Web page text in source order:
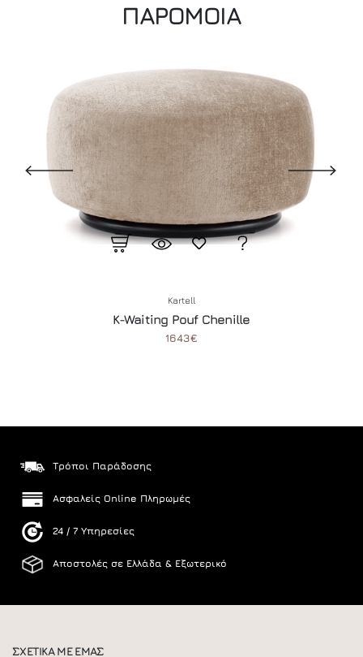
ΠΑΡΟΜΟΙΑ
Kartell
K-Waiting Pouf Chenille
1643€
Τρόποι Παράδοσης
Ασφαλείς Online Πληρωμές
24 / 7 Υπηρεσίες
Αποστολές σε Ελλάδα & Εξωτερικό
ΣΧΕΤΙΚΑ ΜΕ ΕΜΑΣ